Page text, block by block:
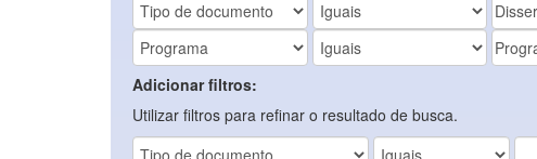
Adicionar filtros:
Utilizar filtros para refinar o resultado de busca.